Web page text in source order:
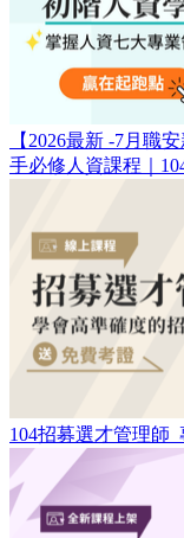
【2026最新 -7月職
手必修人資課程｜
104招募選才管理師